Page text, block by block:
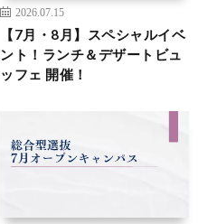
2026.07.15
【7月・8月】スペシャルイベ
ント！ランチ＆デザートビュ
ッフェ 開催！